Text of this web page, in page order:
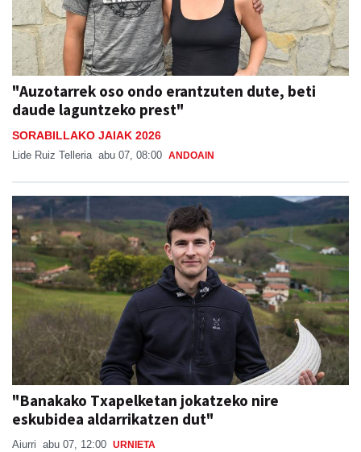
"Auzotarrek oso ondo erantzuten dute, beti
daude laguntzeko prest"
SORABILLAKO JAIAK 2026
Lide Ruiz Telleria abu 07, 08:00 ANDOAIN
"Banakako Txapelketan jokatzeko nire
eskubidea aldarrikatzen dut"
Aiurri abu 07, 12:00 URNIETA